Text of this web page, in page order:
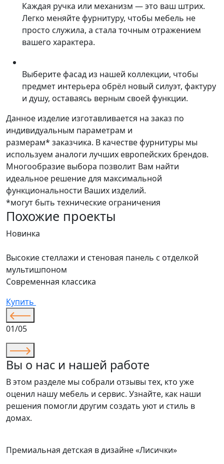
Каждая ручка или механизм — это ваш штрих.
Легко меняйте фурнитуру, чтобы мебель не
просто служила, а стала точным отражением
вашего характера.
Выберите фасад из нашей коллекции, чтобы
предмет интерьера обрёл новый силуэт, фактуру
и душу, оставаясь верным своей функции.
Данное изделие изготавливается на заказ по
индивидуальным параметрам и
размерам* заказчика. В качестве фурнитуры мы
используем аналоги лучших европейских брендов.
Многообразие выбора позволит Вам найти
идеальное решение для максимальной
функциональности Ваших изделий.
*могут быть технические ограничения
Похожие проекты
Новинка
Высокие стеллажи и стеновая панель с отделкой
мультишпоном
Современная классика
Купить
01/05
Вы о нас и нашей работе
В этом разделе мы собрали отзывы тех, кто уже
оценил нашу мебель и сервис. Узнайте, как наши
решения помогли другим создать уют и стиль в
домах.
Премиальная детская в дизайне «Лисички»